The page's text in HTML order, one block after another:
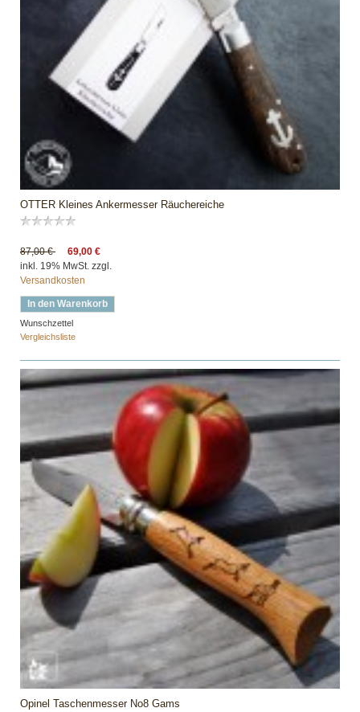
OTTER Kleines Ankermesser Räuchereiche
87,00 €
69,00 €
inkl. 19% MwSt. zzgl.
Versandkosten
In den Warenkorb
Wunschzettel
Vergleichsliste
Opinel Taschenmesser No8 Gams